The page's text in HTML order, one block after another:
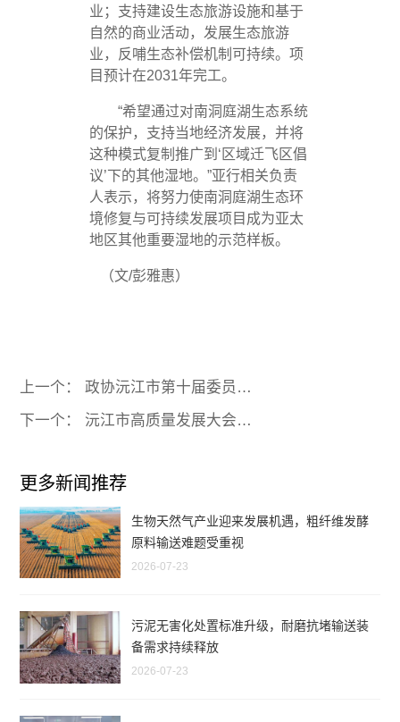
业；支持建设生态旅游设施和基于
自然的商业活动，发展生态旅游
业，反哺生态补偿机制可持续。项
目预计在2031年完工。
“希望通过对南洞庭湖生态系统
的保护，支持当地经济发展，并将
这种模式复制推广到‘区域迁飞区倡
议’下的其他湿地。”亚行相关负责
人表示，将努力使南洞庭湖生态环
境修复与可持续发展项目成为亚太
地区其他重要湿地的示范样板。
（文/彭雅惠）
上一个： 政协沅江市第十届委员会第四次会议胜利闭幕
下一个： 沅江市高质量发展大会召开，硕果累累，乘势而上！
更多新闻推荐
生物天然气产业迎来发展机遇，粗纤维发酵
原料输送难题受重视
2026-07-23
污泥无害化处置标准升级，耐磨抗堵输送装
备需求持续释放
2026-07-23